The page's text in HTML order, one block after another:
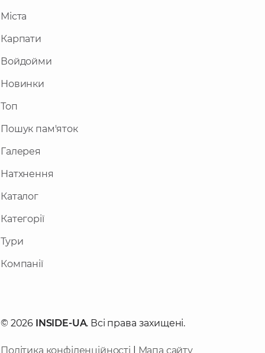
Міста
Карпати
Войдойми
Новинки
Топ
Пошук пам'яток
Галерея
Натхнення
Каталог
Категорії
Тури
Компанії
© 2026 INSIDE-UA. Всі права захищені.
Політика конфіденційності Мапа сайту